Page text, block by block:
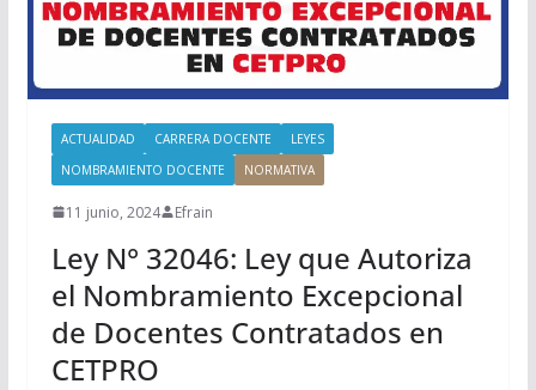
ACTUALIDAD CARRERA DOCENTE
LEYES
NOMBRAMIENTO DOCENTE
NORMATIVA
11 junio, 2024 Efrain
Ley N° 32046: Ley que Autoriza
el Nombramiento Excepcional
de Docentes Contratados en
CETPRO